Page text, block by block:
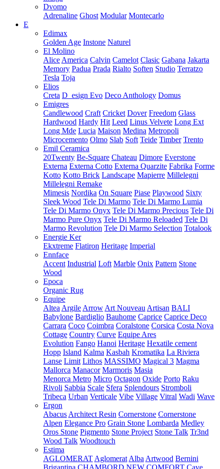
Dvomo
Adrenaline Ghost Modular Montecarlo
E
Edimax
Golden Age Instone Naturel
El Molino
Alice America Calvin Camelot Clasic Gabana Jakarta
Memory Padua Prada Rialto Soften Studio Terratzo
Tesla Toja
Elios
Creta D_esign Evo Deco Anthology Domus
Emigres
Candlewood Craft Cricket Dover Freedom Glass
Hardwood Hardy Hit Leed Linus Velvete Long Ext
Long Mde Lucia Maison Medina Metropoli
Microcemento Olmo Slab Soft Teide Timber Trento
Emil Ceramica
20Twenty Be-Square Chateau Dimore Everstone
Externa Externa Cotto Externa Quarzite Fabrika Forme
Kotto Kotto Brick Landscape Mapierre Millelegni
Millelegni Remake
Mimesis Nordika On Square Piase Playwood Sixty
Sleek Wood Tele Di Marmo Tele Di Marmo Lumia
Tele Di Marmo Onyx Tele Di Marmo Precious Tele Di
Marmo Pure Onyx Tele Di Marmo Reloaded Tele Di
Marmo Revolution Tele Di Marmo Selection Totalook
Energie Ker
Ekxtreme Flatiron Heritage Imperial
Ennface
Accent Industrial Loft Marble Onix Pattern Stone
Wood
Epoca
Organic Rug
Equipe
Altea Argile Arrow Art Nouveau Artisan BALI
Babylone Bardiglio Bauhome Caprice Caprice Deco
Carrara Coco Coimbra Coralstone Corsica Costa Nova
Cottage Country Curve Equipe Ares
Evolution Fango Hanoi Heritage Hexatile cement
Hopp Island Kalma Kasbah Kromatika La Riviera
Lanse Limit Lithos MASSIMO Magical 3 Magma
Mallorca Manacor Marmoris Masia
Menorca Metro Micro Octagon Oxide Porto Raku
Rivoli Sabbia Scale Sfera Splendours Stromboli
Tribeca Urban Verticale Vibe Village Vitral Wadi Wave
Ergon
Abacus Architect Resin Cornerstone Cornerstone
Alpen Elegance Pro Grain Stone Lombarda Medley
Oros Stone Pigmento Stone Project Stone Talk Tr3nd
Wood Talk Woodtouch
Estima
AGLOMERAT Aglomerat Alba Artwood Bernini